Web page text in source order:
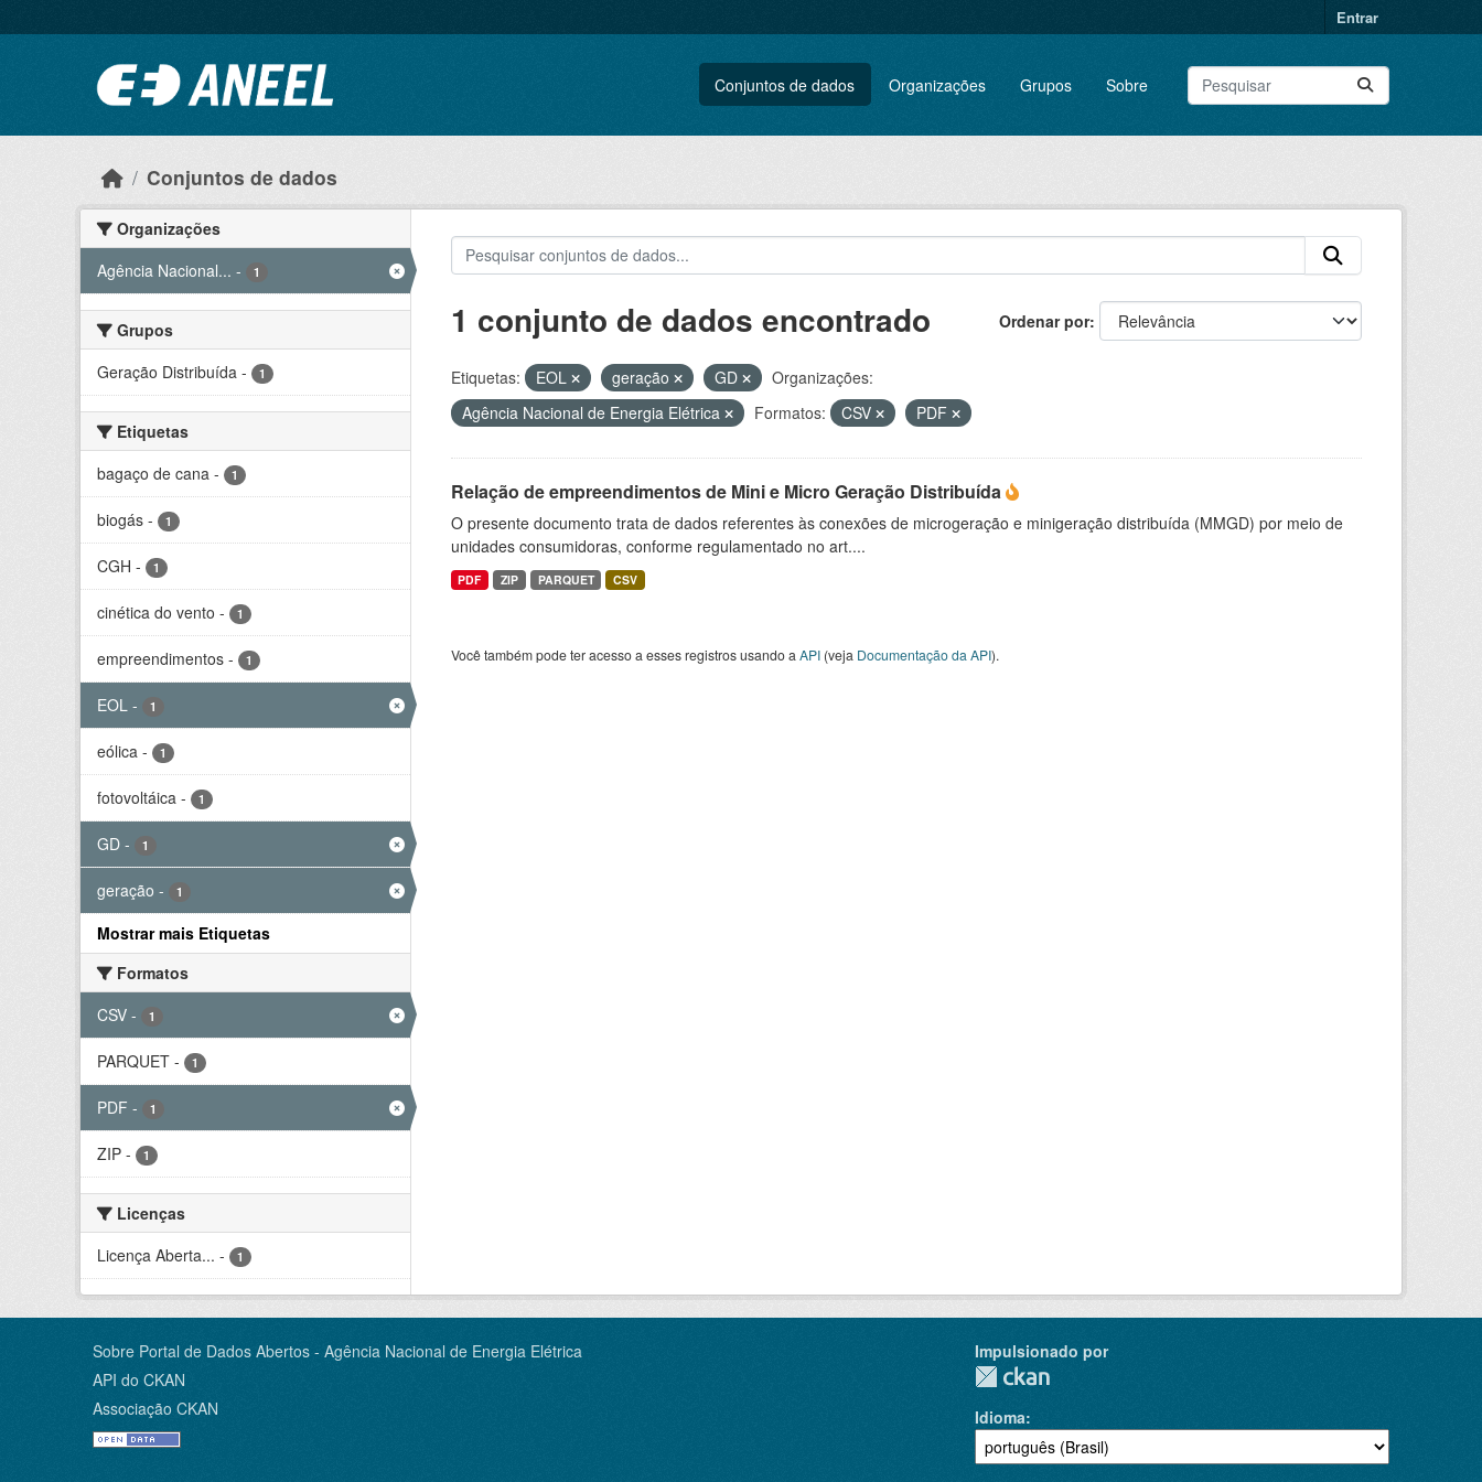
Entrar
Conjuntos de dados Organizações Grupos Sobre
Conjuntos de dados
Organizações
Agência Nacional... - 1
Grupos
Geração Distribuída - 1
Etiquetas
bagaço de cana - 1
biogás - 1
CGH - 1
cinética do vento - 1
empreendimentos - 1
EOL - 1
eólica - 1
fotovoltáica - 1
GD - 1
geração - 1
Mostrar mais Etiquetas
Formatos
CSV - 1
PARQUET - 1
PDF - 1
ZIP - 1
Licenças
Licença Aberta... - 1
Ordenar por
1 conjunto de dados encontrado
Etiquetas: EOL geração GD
Organizações:
Agência Nacional de Energia Elétrica
Formatos: CSV PDF
Relação de empreendimentos de Mini e Micro Geração Distribuída
O presente documento trata de dados referentes às conexões de microgeração e minigeração distribuída (MMGD) por meio de
unidades consumidoras, conforme regulamentado no art....
PDF ZIP PARQUET CSV
Você também pode ter acesso a esses registros usando a API(veja Documentação da API).
Sobre Portal de Dados Abertos - Agência Nacional de Energia Elétrica
API do CKAN
Associação CKAN
Impulsionado por
Idioma